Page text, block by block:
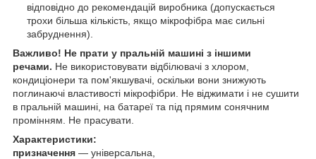
відповідно до рекомендацій виробника (допускається
трохи більша кількість, якщо мікрофібра має сильні
забруднення).
Важливо! Не прати у пральній машині з іншими
речами. Не використовувати відбілювачі з хлором,
кондиціонери та пом'якшувачі, оскільки вони знижують
поглинаючі властивості мікрофібри. Не віджимати і не сушити
в пральній машині, на батареї та під прямим сонячним
промінням. Не прасувати.
Характеристики:
призначення — універсальна,